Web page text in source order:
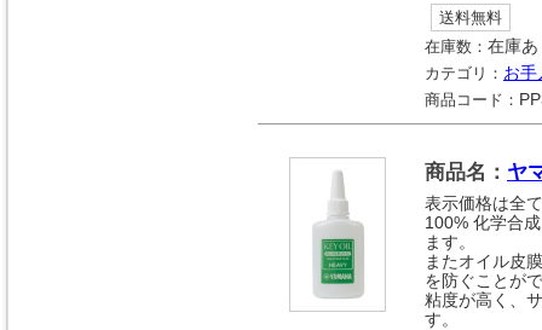
送料無料
在庫数： 在庫あ
カテゴリ： お手
商品コード：
商品名： ヤ
表示価格は全
100% 化学合
ます。
またオイル皮
を防ぐことが
粘度が高く、
す。